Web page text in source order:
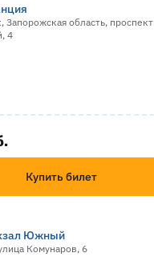
Запорожская область, проспект
4
Купить билет
Южный
Комунаров, 6